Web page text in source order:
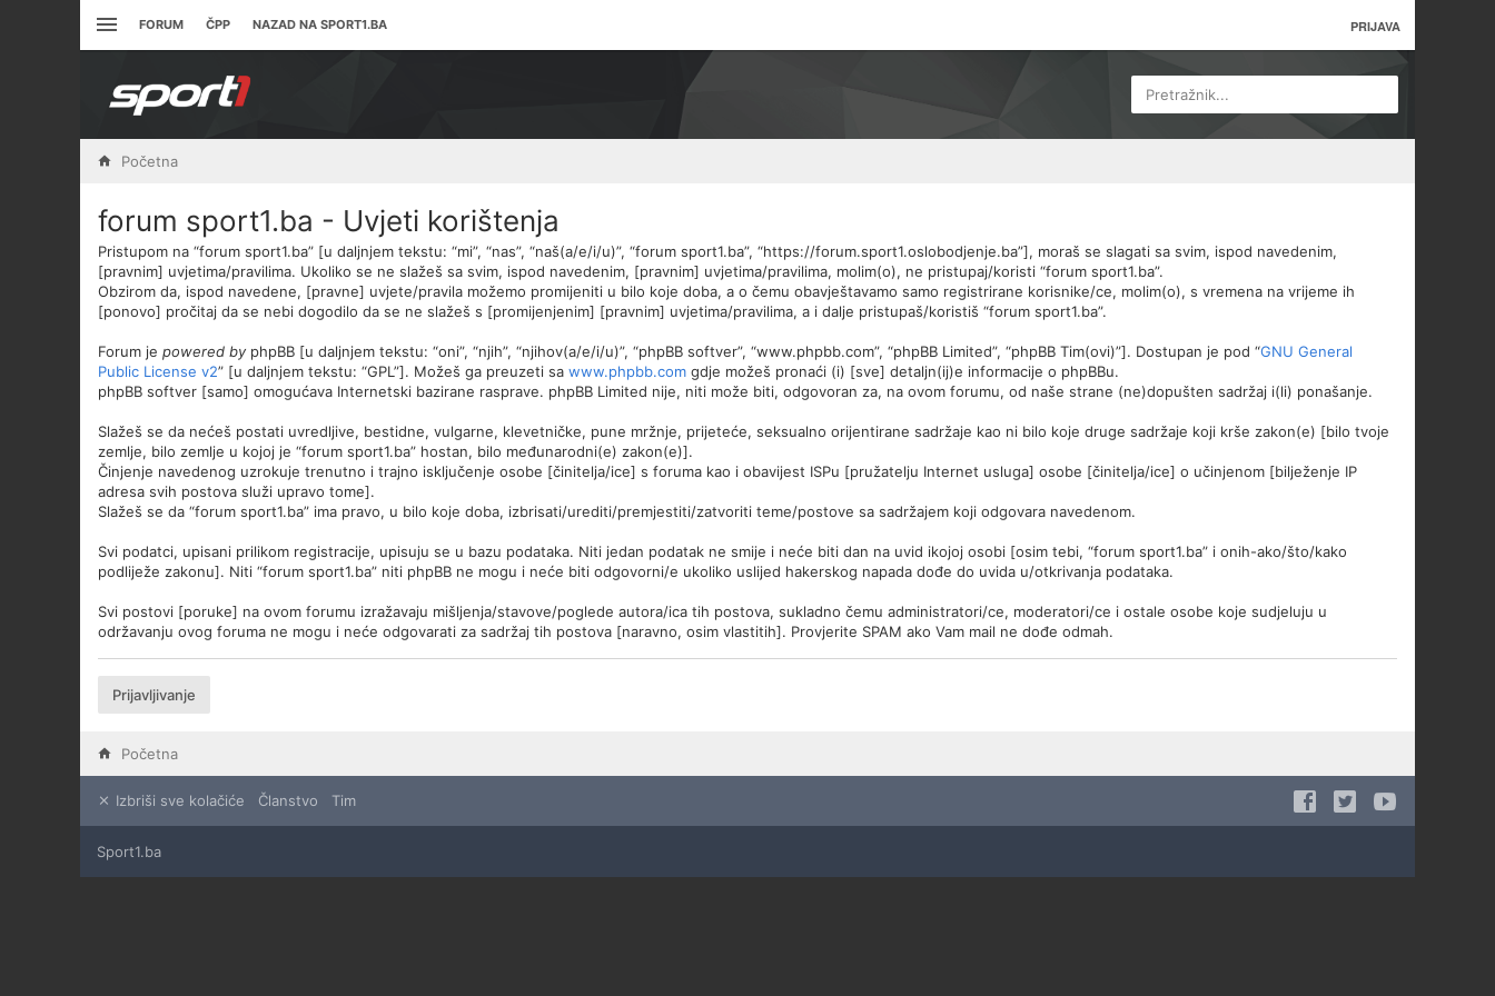
FORUM ČPP NAZAD NA SPORT1.BA PRIJAVA
Pretražnik...
Početna
forum sport1.ba - Uvjeti korištenja
Pristupom na “forum sport1.ba” [u daljnjem tekstu: “mi”, “nas”, “naš(a/e/i/u)”, “forum sport1.ba”, “https://forum.sport1.oslobodjenje.ba”], moraš se slagati sa svim, ispod navedenim,
[pravnim] uvjetima/pravilima. Ukoliko se ne slažeš sa svim, ispod navedenim, [pravnim] uvjetima/pravilima, molim(o), ne pristupaj/koristi “forum sport1.ba”.
Obzirom da, ispod navedene, [pravne] uvjete/pravila možemo promijeniti u bilo koje doba, a o čemu obavještavamo samo registrirane korisnike/ce, molim(o), s vremena na vrijeme ih
[ponovo] pročitaj da se nebi dogodilo da se ne slažeš s [promijenjenim] [pravnim] uvjetima/pravilima, a i dalje pristupaš/koristiš “forum sport1.ba”.
Forum je powered by phpBB [u daljnjem tekstu: “oni”, “njih”, “njihov(a/e/i/u)”, “phpBB softver”, “www.phpbb.com”, “phpBB Limited”, “phpBB Tim(ovi)”]. Dostupan je pod “GNU General
Public License v2” [u daljnjem tekstu: “GPL”]. Možeš ga preuzeti sa www.phpbb.com gdje možeš pronaći (i) [sve] detaljn(ij)e informacije o phpBBu.
phpBB softver [samo] omogućava Internetski bazirane rasprave. phpBB Limited nije, niti može biti, odgovoran za, na ovom forumu, od naše strane (ne)dopušten sadržaj i(li) ponašanje.
Slažeš se da nećeš postati uvredljive, bestidne, vulgarne, klevetničke, pune mržnje, prijeteće, seksualno orijentirane sadržaje kao ni bilo koje druge sadržaje koji krše zakon(e) [bilo tvoje
zemlje, bilo zemlje u kojoj je “forum sport1.ba” hostan, bilo međunarodni(e) zakon(e)].
Činjenje navedenog uzrokuje trenutno i trajno isključenje osobe [činitelja/ice] s foruma kao i obavijest ISPu [pružatelju Internet usluga] osobe [činitelja/ice] o učinjenom [bilježenje IP
adresa svih postova služi upravo tome].
Slažeš se da “forum sport1.ba” ima pravo, u bilo koje doba, izbrisati/urediti/premjestiti/zatvoriti teme/postove sa sadržajem koji odgovara navedenom.
Svi podatci, upisani prilikom registracije, upisuju se u bazu podataka. Niti jedan podatak ne smije i neće biti dan na uvid ikojoj osobi [osim tebi, “forum sport1.ba” i onih-ako/što/kako
podliježe zakonu]. Niti “forum sport1.ba” niti phpBB ne mogu i neće biti odgovorni/e ukoliko uslijed hakerskog napada dođe do uvida u/otkrivanja podataka.
Svi postovi [poruke] na ovom forumu izražavaju mišljenja/stavove/poglede autora/ica tih postova, sukladno čemu administratori/ce, moderatori/ce i ostale osobe koje sudjeluju u
održavanju ovog foruma ne mogu i neće odgovarati za sadržaj tih postova [naravno, osim vlastitih]. Provjerite SPAM ako Vam mail ne dođe odmah.
Prijavljivanje
Početna
Izbriši sve kolačiće Članstvo Tim
Sport1.ba